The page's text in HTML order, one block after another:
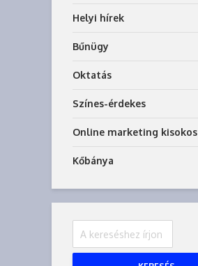
Helyi hírek
Bűnügy
Oktatás
Színes-érdekes
Online marketing kisokos
Kőbánya